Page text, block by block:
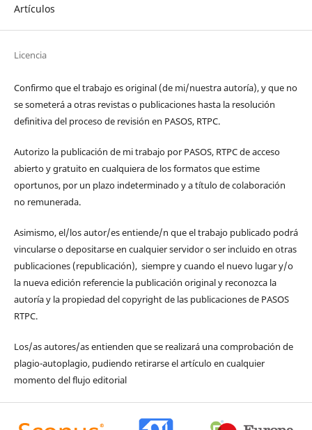
Artículos
Licencia
Confirmo que el trabajo es original (de mi/nuestra autoría), y que no
se someterá a otras revistas o publicaciones hasta la resolución
definitiva del proceso de revisión en PASOS, RTPC.
Autorizo la publicación de mi trabajo por PASOS, RTPC de acceso
abierto y gratuito en cualquiera de los formatos que estime
oportunos, por un plazo indeterminado y a título de colaboración
no remunerada.
Asimismo, el/los autor/es entiende/n que el trabajo publicado podrá
vincularse o depositarse en cualquier servidor o ser incluido en otras
publicaciones (republicación), siempre y cuando el nuevo lugar y/o
la nueva edición referencie la publicación original y reconozca la
autoría y la propiedad del copyright de las publicaciones de PASOS
RTPC.
Los/as autores/as entienden que se realizará una comprobación de
plagio-autoplagio, pudiendo retirarse el artículo en cualquier
momento del flujo editorial